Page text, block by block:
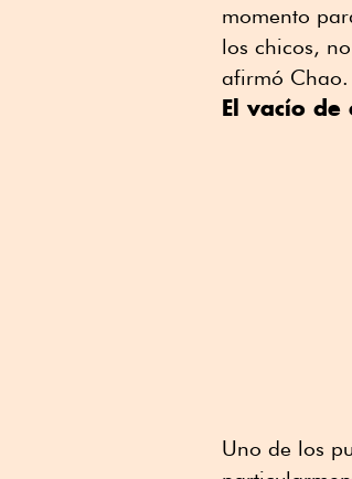
momento
los chicos,
afirmó Chao.
El vacío
Uno de los